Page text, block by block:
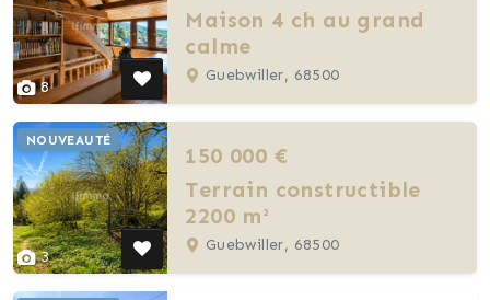
8
Maison 4 ch au grand
calme
Guebwiller, 68500
3
NOUVEAUTÉ
150 000 €
Terrain constructible
2200 m²
Guebwiller, 68500